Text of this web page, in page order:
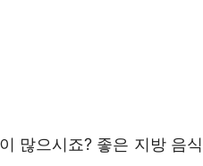
많으시죠? 좋은 지방 음식